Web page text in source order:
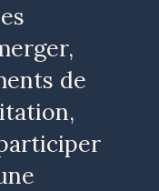
de